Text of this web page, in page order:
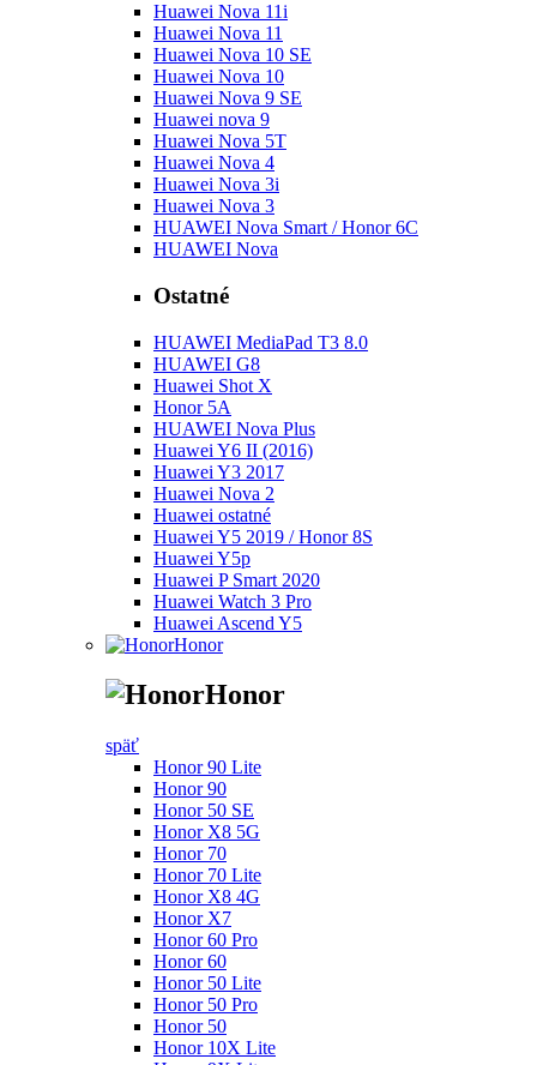
Huawei Nova 11i
Huawei Nova 11
Huawei Nova 10 SE
Huawei Nova 10
Huawei Nova 9 SE
Huawei nova 9
Huawei Nova 5T
Huawei Nova 4
Huawei Nova 3i
Huawei Nova 3
HUAWEI Nova Smart / Honor 6C
HUAWEI Nova
Ostatné
HUAWEI MediaPad T3 8.0
HUAWEI G8
Huawei Shot X
Honor 5A
HUAWEI Nova Plus
Huawei Y6 II (2016)
Huawei Y3 2017
Huawei Nova 2
Huawei ostatné
Huawei Y5 2019 / Honor 8S
Huawei Y5p
Huawei P Smart 2020
Huawei Watch 3 Pro
Huawei Ascend Y5
Honor
Honor
späť
Honor 90 Lite
Honor 90
Honor 50 SE
Honor X8 5G
Honor 70
Honor 70 Lite
Honor X8 4G
Honor X7
Honor 60 Pro
Honor 60
Honor 50 Lite
Honor 50 Pro
Honor 50
Honor 10X Lite